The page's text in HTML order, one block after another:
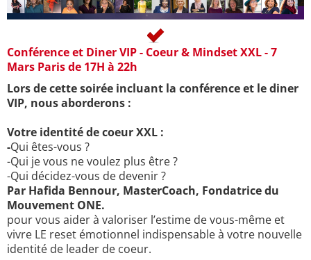
Conférence et Diner VIP - Coeur & Mindset XXL - 7
Mars Paris de 17H à 22h
Lors de cette soirée incluant la conférence et le diner
VIP, nous aborderons :
Votre identité de coeur XXL :
-Qui êtes-vous ?
-Qui je vous ne voulez plus être ?
-Qui décidez-vous de devenir ?
Par Hafida Bennour, MasterCoach, Fondatrice du
Mouvement ONE.
pour vous aider à valoriser l’estime de vous-même et
vivre LE reset émotionnel indispensable à votre nouvelle
identité de leader de coeur.